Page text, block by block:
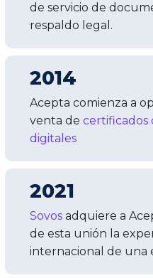
de servicio de
respaldo legal.
2014
Acepta comienza a
venta decertificados
digitales
2021
Sovos adquiere a
de esta unión la
internacional de una